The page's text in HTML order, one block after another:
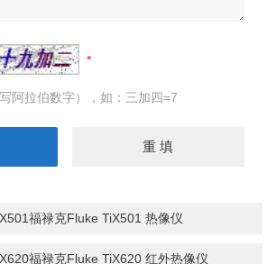
阿拉伯数字），如：三加四=7
福禄克Fluke TiX501 热像仪
福禄克Fluke TiX620 红外热像仪